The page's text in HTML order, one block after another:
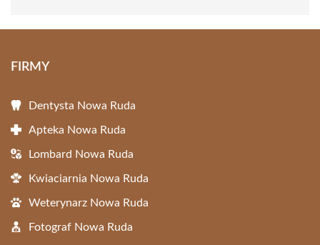
FIRMY
Dentysta Nowa Ruda
Apteka Nowa Ruda
Lombard Nowa Ruda
Kwiaciarnia Nowa Ruda
Weterynarz Nowa Ruda
Fotograf Nowa Ruda